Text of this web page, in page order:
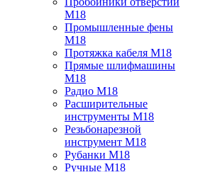
M18
Промышленные фены
M18
Протяжка кабеля M18
Прямые шлифмашины
M18
Радио M18
Расширительные
инструменты M18
Резьбонарезной
инструмент M18
Рубанки M18
Ручные M18